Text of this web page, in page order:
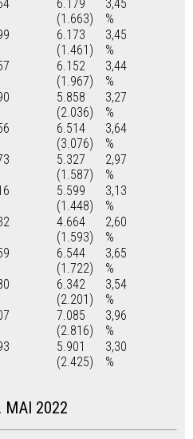
6.179
(1.663)
3,45
%
6.173
(1.461)
3,45
%
6.152
(1.967)
3,44
%
5.858
(2.036)
3,27
%
6.514
(3.076)
3,64
%
5.327
(1.587)
2,97
%
5.599
(1.448)
3,13
%
4.664
(1.593)
2,60
%
6.544
(1.722)
3,65
%
6.342
(2.201)
3,54
%
7.085
(2.816)
3,96
%
5.901
(2.425)
3,30
%
MAI 2022